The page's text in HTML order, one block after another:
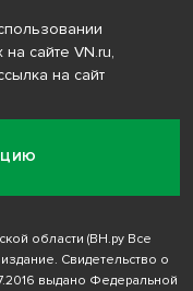
сайте VN.ru,
на сайт
области (ВН.ру Все
Свидетельство о
выдано Федеральной